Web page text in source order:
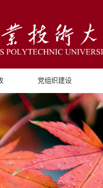
党组织建设